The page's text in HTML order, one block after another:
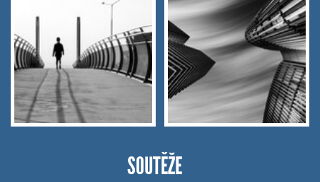
SOUTĚŽE